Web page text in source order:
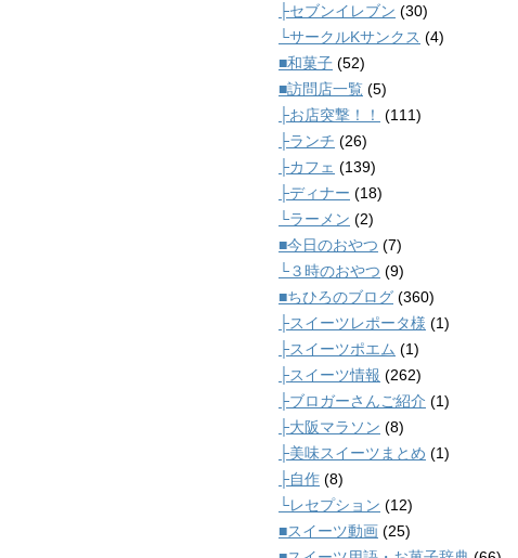
├セブンイレブン (30)
└サークルKサンクス (4)
■和菓子 (52)
■訪問店一覧 (5)
├お店突撃！！
(111)
├ランチ (26)
├カフェ (139)
├ディナー (18)
└ラーメン (2)
■今日のおやつ (7)
└３時のおやつ (9)
■ちひろのブログ (360)
├スイーツレポータ様 (1)
├スイーツポエム (1)
├スイーツ情報 (262)
├ブロガーさんご紹介 (1)
├大阪マラソン (8)
├美味スイーツまとめ (1)
├自作 (8)
└レセプション (12)
■スイーツ動画 (25)